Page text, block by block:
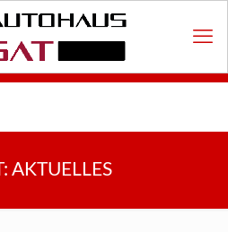
AKTUELLES